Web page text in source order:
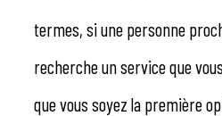
termes, si une personne
recherche un service que
que vous soyez la première